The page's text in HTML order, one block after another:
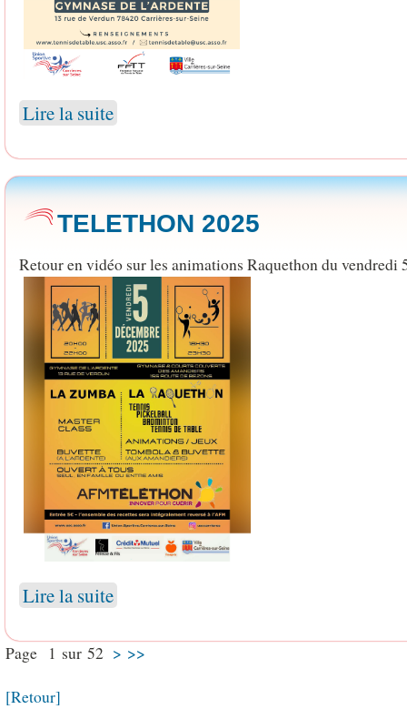
Lire la suite
TELETHON 2025
Retour en vidéo sur les animations Raquethon du vendredi
Lire la suite
Page 1 sur 52 > >>
[Retour]